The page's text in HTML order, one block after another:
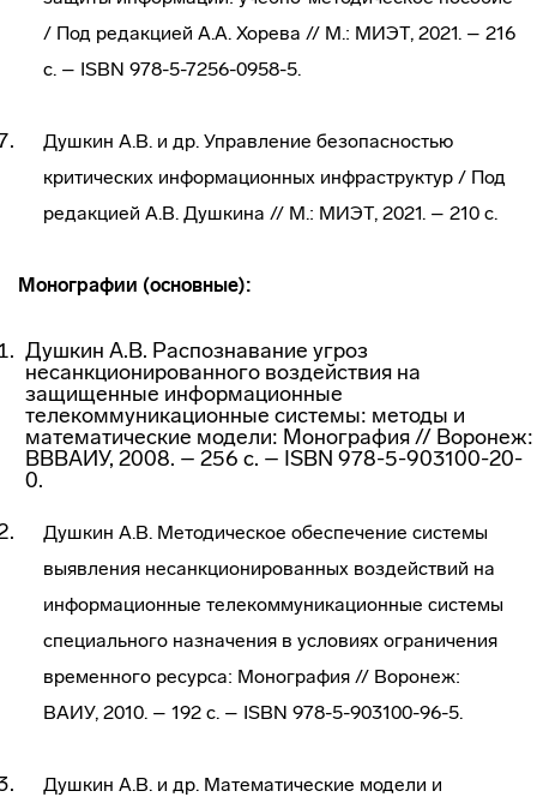
/ Под редакцией А.А. Хорева // М.: МИЭТ, 2021. – 216
с. – ISBN 978-5-7256-0958-5.
Душкин А.В. и др. Управление безопасностью
критических информационных инфраструктур / Под
редакцией А.В. Душкина // М.: МИЭТ, 2021. – 210 с.
Монографии (основные):
Душкин А.В. Распознавание угроз
несанкционированного воздействия на
защищенные информационные
телекоммуникационные системы: методы и
математические модели: Монография // Воронеж:
ВВВАИУ, 2008. – 256 с. – ISBN 978-5-903100-20-
0.
Душкин А.В. Методическое обеспечение системы
выявления несанкционированных воздействий на
информационные телекоммуникационные системы
специального назначения в условиях ограничения
временного ресурса: Монография // Воронеж:
ВАИУ, 2010. – 192 с. – ISBN 978-5-903100-96-5.
Душкин А.В. и др. Математические модели и